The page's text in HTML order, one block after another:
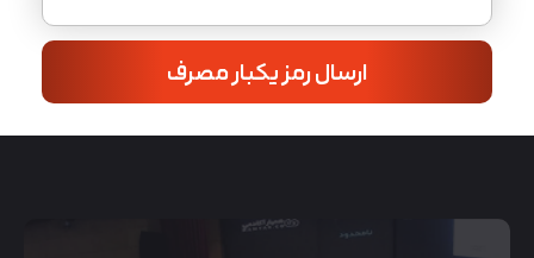
ارسال رمز یکبار مصرف